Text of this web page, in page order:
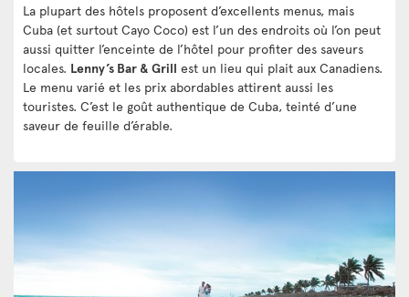
La plupart des hôtels proposent d’excellents menus, mais
Cuba (et surtout Cayo Coco) est l’un des endroits où l’on peut
aussi quitter l’enceinte de l’hôtel pour profiter des saveurs
locales. Lenny’s Bar & Grill est un lieu qui plait aux Canadiens.
Le menu varié et les prix abordables attirent aussi les
touristes. C’est le goût authentique de Cuba, teinté d’une
saveur de feuille d’érable.